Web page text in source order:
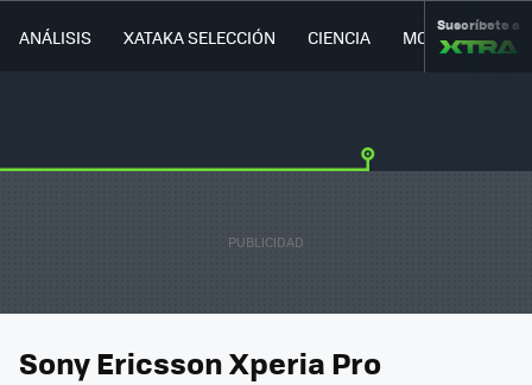
ANÁLISIS XATAKA SELECCIÓN CIENCIA MOVILIDAD
Suscríbete a
Sony Ericsson Xperia Pro